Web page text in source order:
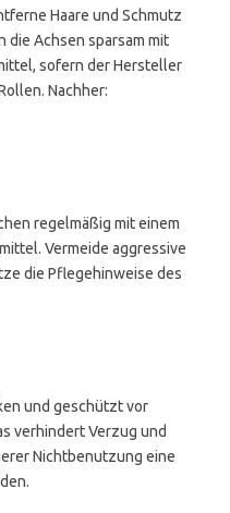
Haare und Schmutz
die Achsen sparsam mit
sofern der Hersteller
Nachher:
regelmäßig mit einem
Vermeide aggressive
die Pflegehinweise des
und geschützt vor
verhindert Verzug und
Nichtbenutzung eine